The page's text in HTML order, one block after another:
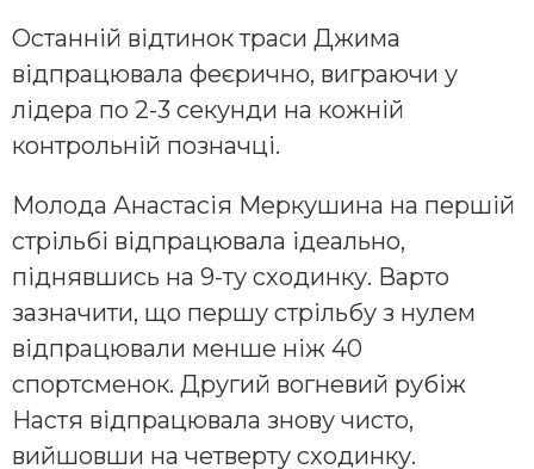
Останній відтинок траси Джима
відпрацювала феєрично, виграючи у
лідера по 2-3 секунди на кожній
контрольній позначці.
Молода Анастасія Меркушина на першій
стрільбі відпрацювала ідеально,
піднявшись на 9-ту сходинку. Варто
зазначити, що першу стрільбу з нулем
відпрацювали менше ніж 40
спортсменок. Другий вогневий рубіж
Настя відпрацювала знову чисто,
вийшовши на четверту сходинку.